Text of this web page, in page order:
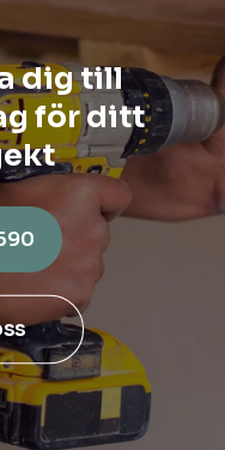
dig till
för ditt